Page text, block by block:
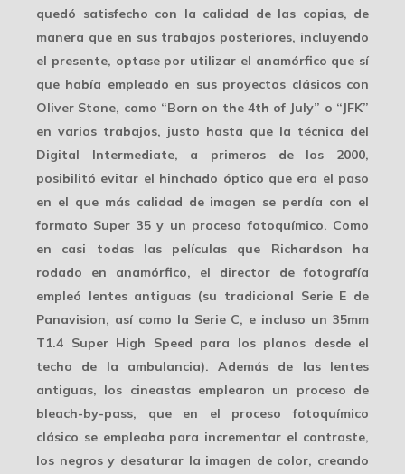
quedó satisfecho con la calidad de las copias, de
manera que en sus trabajos posteriores, incluyendo
el presente, optase por utilizar el anamórfico que sí
que había empleado en sus proyectos clásicos con
Oliver Stone, como “Born on the 4th of July” o “JFK”
en varios trabajos, justo hasta que la técnica del
Digital Intermediate, a primeros de los 2000,
posibilitó evitar el hinchado óptico que era el paso
en el que más calidad de imagen se perdía con el
formato Super 35 y un proceso fotoquímico. Como
en casi todas las películas que Richardson ha
rodado en anamórfico, el director de fotografía
empleó lentes antiguas (su tradicional Serie E de
Panavision, así como la Serie C, e incluso un 35mm
T1.4 Super High Speed para los planos desde el
techo de la ambulancia). Además de las lentes
antiguas, los cineastas emplearon un proceso de
bleach-by-pass, que en el proceso fotoquímico
clásico se empleaba para incrementar el contraste,
los negros y desaturar la imagen de color, creando